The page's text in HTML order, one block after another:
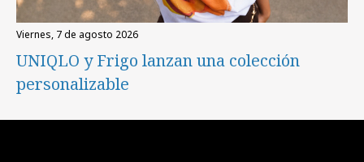
viernes, 7 de agosto 2026
UNIQLO y Frigo lanzan una colección
personalizable